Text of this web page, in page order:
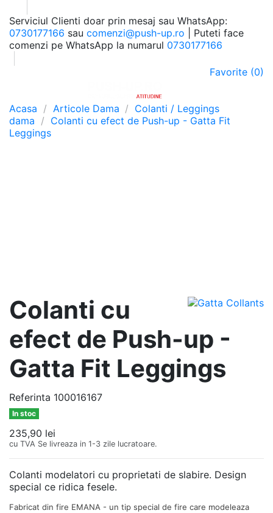
Serviciul Clienti doar prin mesaj sau WhatsApp:
0730177166 sau comenzi@push-up.ro | Puteti face
comenzi pe WhatsApp la numarul 0730177166
Favorite (0)
Acasa
Articole Dama
Colanti / Leggings
dama
Colanti cu efect de Push-up - Gatta Fit
Leggings
Colanti cu
efect de Push-up -
Gatta Fit Leggings
Referinta 100016167
In stoc
235,90 lei
cu TVA Se livreaza in 1-3 zile lucratoare.
Colanti modelatori cu proprietati de slabire. Design
special ce ridica fesele.
Fabricat din fire EMANA - un tip special de fire care modeleaza